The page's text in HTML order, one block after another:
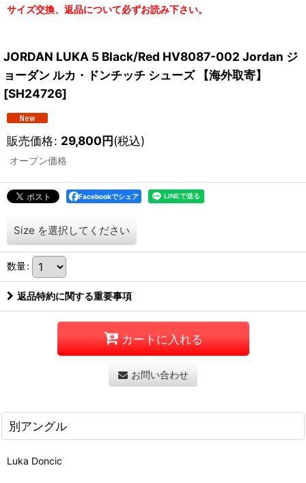
サイズ交換、返品について必ずお読み下さい。
JORDAN LUKA 5 Black/Red HV8087-002 Jordan ジ
ョーダン ルカ・ドンチッチ シューズ 【海外取寄】
[SH24726]
販売価格: 29,800円(税込)
オープン価格
Facebookでシェア
Size を選択してください
数量:
返品特約に関する重要事項
カートに入れる
お問い合わせ
別アングル
Luka Doncic